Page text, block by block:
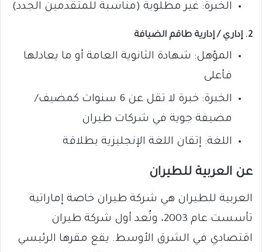
الخبرة: غير مطلوبة (مناسبة للمتقدمين الجدد)
2. إداري / إدارية طاقم الضيافة
المؤهل: شهادة الثانوية العامة أو ما يعادلها
فأعلى
الخبرة: خبرة لا تقل عن 6 سنوات كمضيف/
مضيفة جوية في شركات طيران
اللغة: إتقان اللغة الإنجليزية بطلاقة
عن العربية للطيران
العربية للطيران هي شركة طيران خاصة إماراتية
تأسست عام 2003، وتُعد أول شركة طيران
اقتصادي في الشرق الأوسط. يقع مقرها الرئيسي